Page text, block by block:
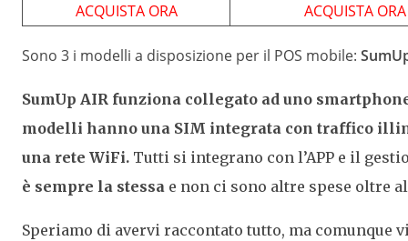
ACQUISTA ORA
ACQUISTA ORA
Sono 3 i modelli a disposizione per il POS mobile:
SumUp AIR funziona collegato ad uno
modelli hanno una SIM integrata con traffico
una rete WiFi. Tutti si integrano con l’APP e il
è sempre la stessa e non ci sono altre spese oltre
Speriamo di avervi raccontato tutto, ma comunque